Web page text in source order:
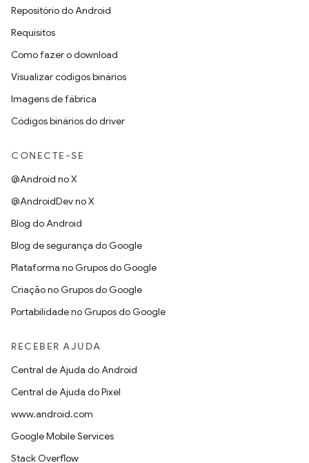
Repositório do Android
Requisitos
Como fazer o download
Visualizar códigos binários
Imagens de fábrica
Códigos binários do driver
CONECTE-SE
@Android no X
@AndroidDev no X
Blog do Android
Blog de segurança do Google
Plataforma no Grupos do Google
Criação no Grupos do Google
Portabilidade no Grupos do Google
RECEBER AJUDA
Central de Ajuda do Android
Central de Ajuda do Pixel
www.android.com
Google Mobile Services
Stack Overflow